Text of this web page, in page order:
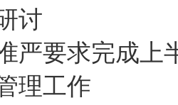
讨
严要求完成上
理工作